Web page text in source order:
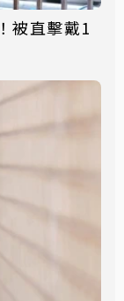
被直擊戴1